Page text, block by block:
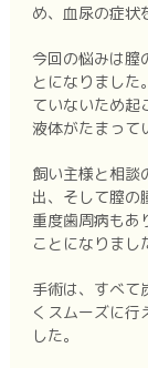
め、血尿の症状
今回の悩みは膣
とになりました
ていないため起
液体がたまって
飼い主様と相談
出、そして膣の
重度歯周病もあ
ことになりまし
手術は、すべて
くスムーズに行
した。